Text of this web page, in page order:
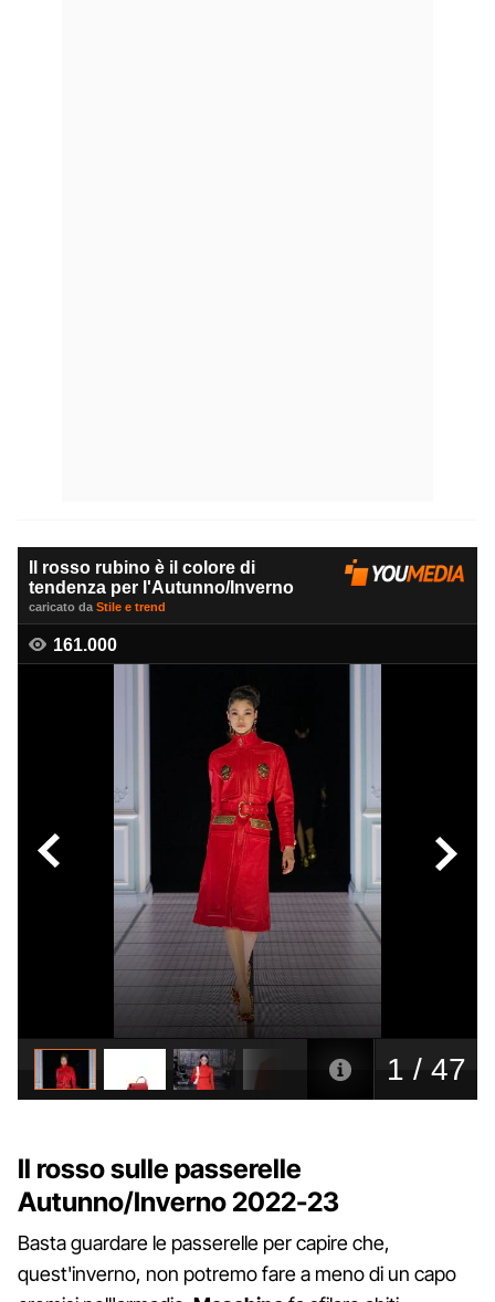
Il rosso sulle passerelle
Autunno/Inverno 2022-23
Basta guardare le passerelle per capire che,
quest'inverno, non potremo fare a meno di un capo